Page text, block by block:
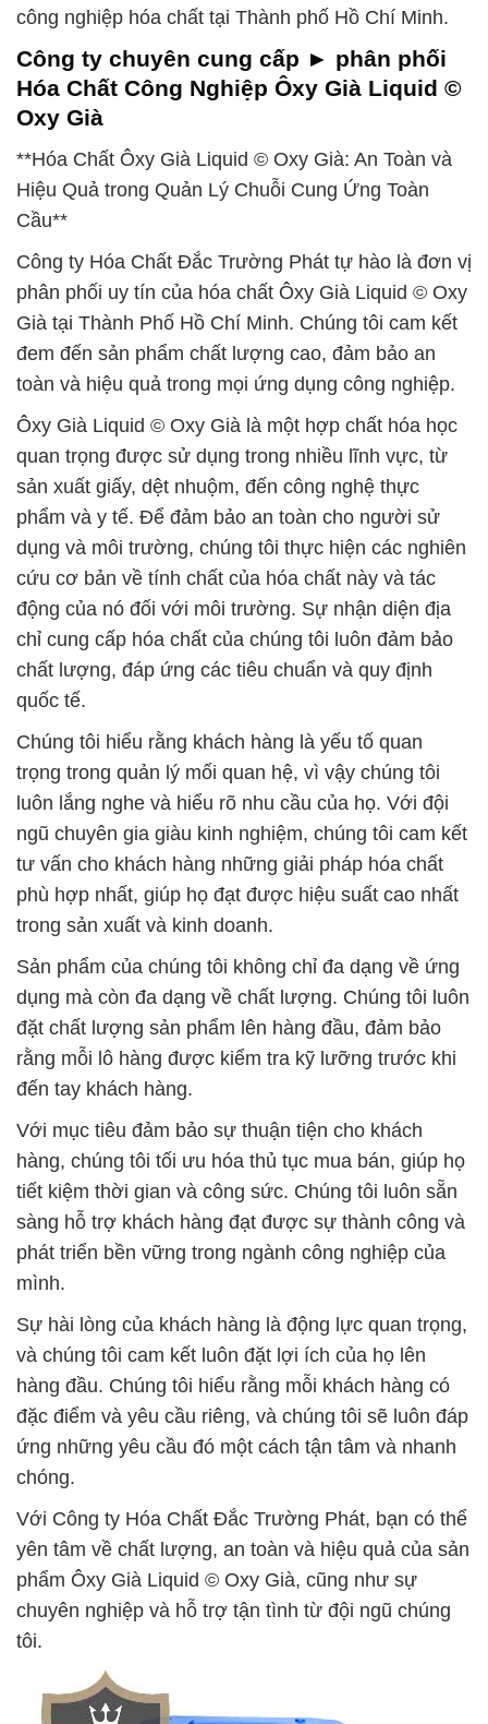
công nghiệp hóa chất tại Thành phố Hồ Chí Minh.
Công ty chuyên cung cấp ► phân phối
Hóa Chất Công Nghiệp Ôxy Già Liquid ©
Oxy Già
**Hóa Chất Ôxy Già Liquid © Oxy Già: An Toàn và
Hiệu Quả trong Quản Lý Chuỗi Cung Ứng Toàn
Cầu**
Công ty Hóa Chất Đắc Trường Phát tự hào là đơn vị
phân phối uy tín của hóa chất Ôxy Già Liquid © Oxy
Già tại Thành Phố Hồ Chí Minh. Chúng tôi cam kết
đem đến sản phẩm chất lượng cao, đảm bảo an
toàn và hiệu quả trong mọi ứng dụng công nghiệp.
Ôxy Già Liquid © Oxy Già là một hợp chất hóa học
quan trọng được sử dụng trong nhiều lĩnh vực, từ
sản xuất giấy, dệt nhuộm, đến công nghệ thực
phẩm và y tế. Để đảm bảo an toàn cho người sử
dụng và môi trường, chúng tôi thực hiện các nghiên
cứu cơ bản về tính chất của hóa chất này và tác
động của nó đối với môi trường. Sự nhận diện địa
chỉ cung cấp hóa chất của chúng tôi luôn đảm bảo
chất lượng, đáp ứng các tiêu chuẩn và quy định
quốc tế.
Chúng tôi hiểu rằng khách hàng là yếu tố quan
trọng trong quản lý mối quan hệ, vì vậy chúng tôi
luôn lắng nghe và hiểu rõ nhu cầu của họ. Với đội
ngũ chuyên gia giàu kinh nghiệm, chúng tôi cam kết
tư vấn cho khách hàng những giải pháp hóa chất
phù hợp nhất, giúp họ đạt được hiệu suất cao nhất
trong sản xuất và kinh doanh.
Sản phẩm của chúng tôi không chỉ đa dạng về ứng
dụng mà còn đa dạng về chất lượng. Chúng tôi luôn
đặt chất lượng sản phẩm lên hàng đầu, đảm bảo
rằng mỗi lô hàng được kiểm tra kỹ lưỡng trước khi
đến tay khách hàng.
Với mục tiêu đảm bảo sự thuận tiện cho khách
hàng, chúng tôi tối ưu hóa thủ tục mua bán, giúp họ
tiết kiệm thời gian và công sức. Chúng tôi luôn sẵn
sàng hỗ trợ khách hàng đạt được sự thành công và
phát triển bền vững trong ngành công nghiệp của
mình.
Sự hài lòng của khách hàng là động lực quan trọng,
và chúng tôi cam kết luôn đặt lợi ích của họ lên
hàng đầu. Chúng tôi hiểu rằng mỗi khách hàng có
đặc điểm và yêu cầu riêng, và chúng tôi sẽ luôn đáp
ứng những yêu cầu đó một cách tận tâm và nhanh
chóng.
Với Công ty Hóa Chất Đắc Trường Phát, bạn có thể
yên tâm về chất lượng, an toàn và hiệu quả của sản
phẩm Ôxy Già Liquid © Oxy Già, cũng như sự
chuyên nghiệp và hỗ trợ tận tình từ đội ngũ chúng
tôi.